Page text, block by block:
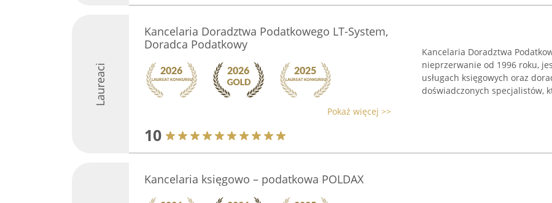
Laureaci
Kancelaria Doradztwa Podatkowego LT-System,
Doradca Podatkowy
Pokaż więcej >>
10
Kancelaria Doradztwa
nieprzerwanie od 1996 roku,
usługach księgowych oraz
doświadczonych specjalistów,
Kancelaria księgowo – podatkowa POLDAX